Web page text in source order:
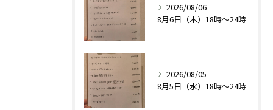
2026/08/06
8月6日（木）18時〜24時
2026/08/05
8月5日（水）18時〜24時